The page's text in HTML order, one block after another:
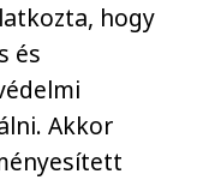
hogy
és
Akkor